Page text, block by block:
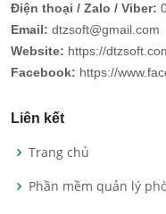
Điện thoại / Zalo / Viber:
Email: dtzsoft@gmail.com
Website: https://
Facebook: https://
Liên kết
Trang chủ
Phần mềm quản lý